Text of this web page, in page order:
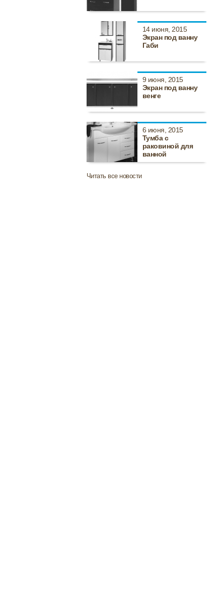
14 июня, 2015
Экран под ванну
Габи
9 июня, 2015
Экран под ванну
венге
6 июня, 2015
Тумба с
раковиной для
ванной
Читать все новости